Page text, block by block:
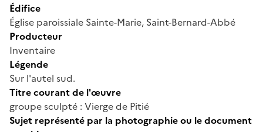
Édifice
Église paroissiale Sainte-Marie, Saint-Bernard-Abbé
Producteur
Inventaire
Légende
Sur l'autel sud.
Titre courant de l'œuvre
groupe sculpté : Vierge de Pitié
Sujet représenté par la photographie ou le document